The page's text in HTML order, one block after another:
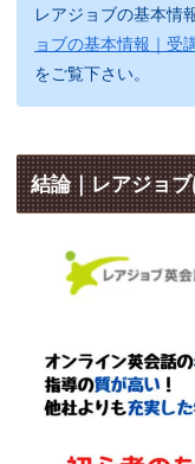
レアジョブの基本情
ョブの基本情報｜受
をご覧下さい。
結論｜レアジョ